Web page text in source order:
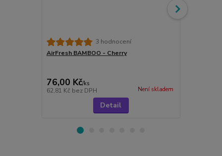
3 hodnocení
AirFresh BAMBOO - Cherry
76,00 Kč/ks
62,81 Kč bez DPH Není skladem
Detail